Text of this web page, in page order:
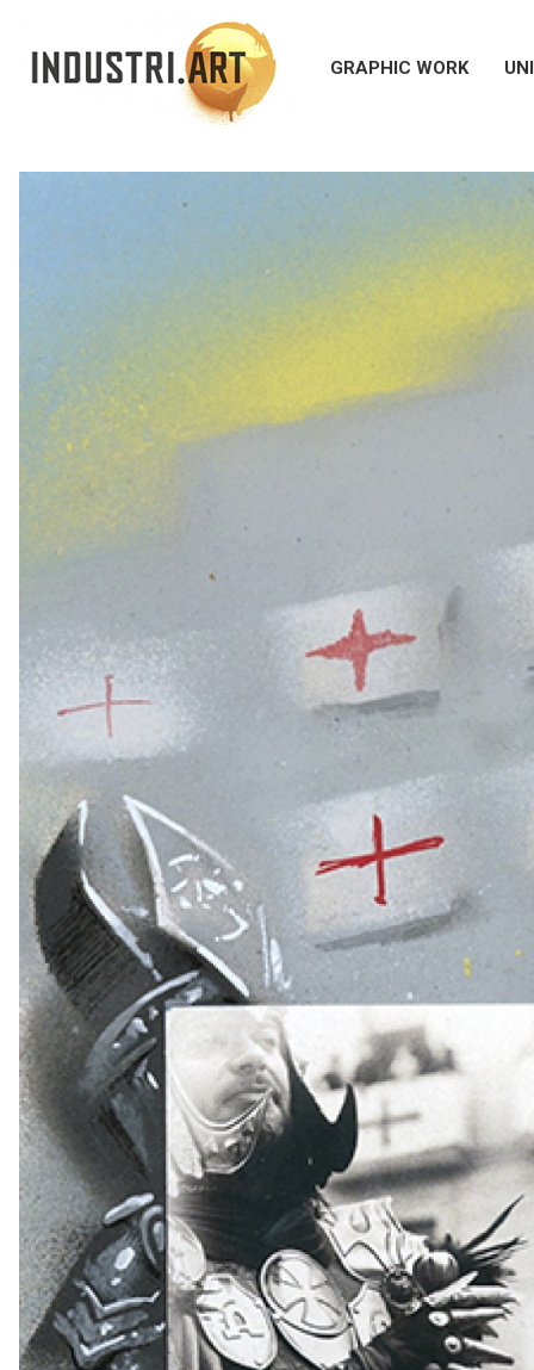
GRAPHIC WORK